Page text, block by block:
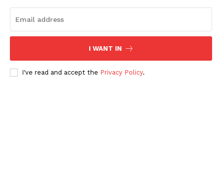
I WANT IN
I've read and accept the Privacy Policy.